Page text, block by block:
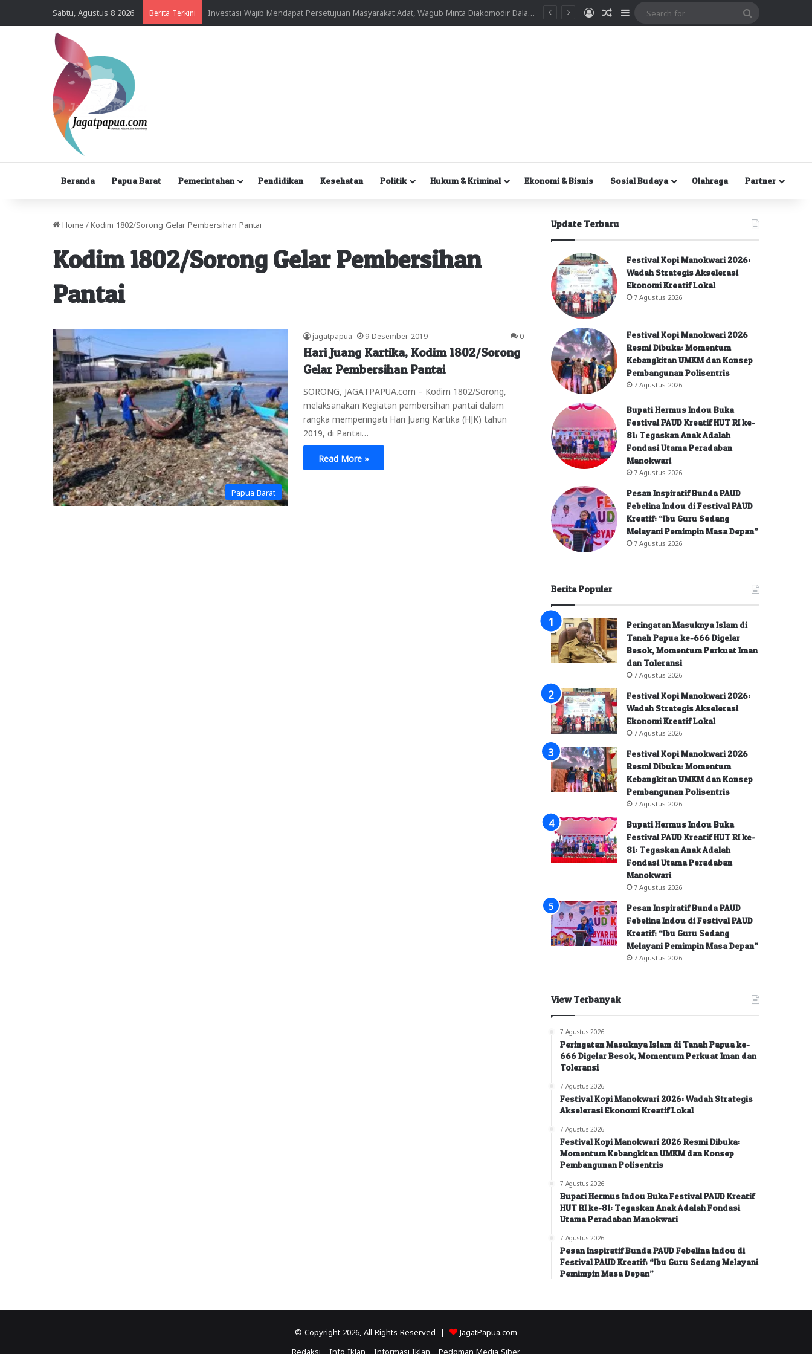
Sabtu, Agustus 8 2026 Berita Terkini MasukRandom Article
Sidebar
Beranda Papua Barat Pemerintahan Pendidikan Kesehatan Politik Hukum & Kriminal Ekonomi & Bisnis Sosial Budaya Olahraga Partner
Home / Kodim 1802/Sorong Gelar Pembersihan Pantai
Kodim 1802/Sorong Gelar Pembersihan
Pantai
Papua Barat
jagatpapua 9 Desember 2019 0
Hari Juang Kartika, Kodim 1802/Sorong
Gelar Pembersihan Pantai
SORONG, JAGATPAPUA.com – Kodim 1802/Sorong,
melaksanakan Kegiatan pembersihan pantai dalam
rangka memperingati Hari Juang Kartika (HJK) tahun
2019, di Pantai…
Read More »
Update Terbaru
Festival Kopi Manokwari 2026:
Wadah Strategis Akselerasi
Ekonomi Kreatif Lokal
7 Agustus 2026
Festival Kopi Manokwari 2026
Resmi Dibuka: Momentum
Kebangkitan UMKM dan Konsep
Pembangunan Polisentris
7 Agustus 2026
Bupati Hermus Indou Buka
Festival PAUD Kreatif HUT RI ke-
81: Tegaskan Anak Adalah
Fondasi Utama Peradaban
Manokwari
7 Agustus 2026
Pesan Inspiratif Bunda PAUD
Febelina Indou di Festival PAUD
Kreatif: “Ibu Guru Sedang
Melayani Pemimpin Masa Depan”
7 Agustus 2026
Berita Populer
Peringatan Masuknya Islam di
Tanah Papua ke-666 Digelar
Besok, Momentum Perkuat Iman
dan Toleransi
7 Agustus 2026
Festival Kopi Manokwari 2026:
Wadah Strategis Akselerasi
Ekonomi Kreatif Lokal
7 Agustus 2026
Festival Kopi Manokwari 2026
Resmi Dibuka: Momentum
Kebangkitan UMKM dan Konsep
Pembangunan Polisentris
7 Agustus 2026
Bupati Hermus Indou Buka
Festival PAUD Kreatif HUT RI ke-
81: Tegaskan Anak Adalah
Fondasi Utama Peradaban
Manokwari
7 Agustus 2026
Pesan Inspiratif Bunda PAUD
Febelina Indou di Festival PAUD
Kreatif: “Ibu Guru Sedang
Melayani Pemimpin Masa Depan”
7 Agustus 2026
View Terbanyak
7 Agustus 2026
Peringatan Masuknya Islam di Tanah Papua ke-
666 Digelar Besok, Momentum Perkuat Iman dan
Toleransi
7 Agustus 2026
Festival Kopi Manokwari 2026: Wadah Strategis
Akselerasi Ekonomi Kreatif Lokal
7 Agustus 2026
Festival Kopi Manokwari 2026 Resmi Dibuka:
Momentum Kebangkitan UMKM dan Konsep
Pembangunan Polisentris
7 Agustus 2026
Bupati Hermus Indou Buka Festival PAUD Kreatif
HUT RI ke-81: Tegaskan Anak Adalah Fondasi
Utama Peradaban Manokwari
7 Agustus 2026
Pesan Inspiratif Bunda PAUD Febelina Indou di
Festival PAUD Kreatif: “Ibu Guru Sedang Melayani
Pemimpin Masa Depan”
© Copyright 2026, All Rights Reserved | JagatPapua.com
Redaksi Info Iklan Informasi Iklan Pedoman Media Siber